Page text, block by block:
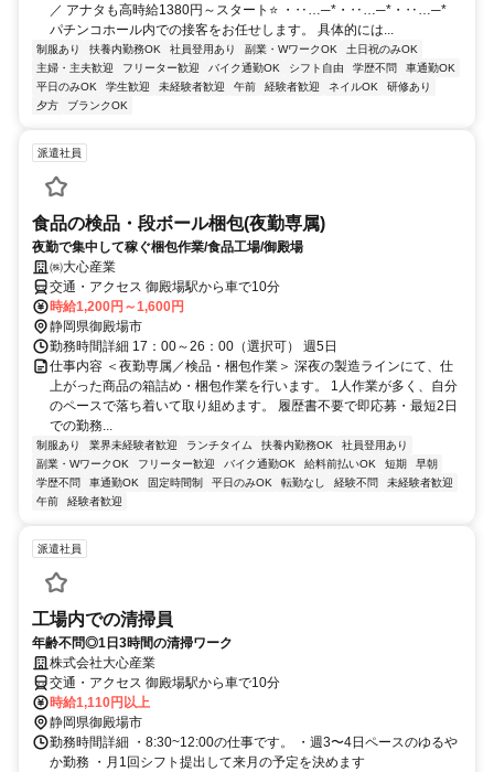
／ アナタも高時給1380円～スタート⭐ ・‥…─*・‥…─*・‥…─*
パチンコホール内での接客をお任せします。 具体的には...
制服あり 扶養内勤務OK 社員登用あり 副業・WワークOK
土日祝のみOK
主婦・主夫歓迎
フリーター歓迎 バイク通勤OK シフト自由 学歴不問
車通勤OK
平日のみOK
学生歓迎 未経験者歓迎 午前 経験者歓迎 ネイルOK
研修あり
夕方
ブランクOK
派遣社員
食品の検品・段ボール梱包(夜勤専属)
夜勤で集中して稼ぐ梱包作業/食品工場/御殿場
㈱大心産業
交通・アクセス 御殿場駅から車で10分
時給1,200円～1,600円
静岡県御殿場市
勤務時間詳細 17：00～26：00（選択可） 週5日
仕事内容 ＜夜勤専属／検品・梱包作業＞ 深夜の製造ラインにて、仕
上がった商品の箱詰め・梱包作業を行います。 1人作業が多く、自分
のペースで落ち着いて取り組めます。 履歴書不要で即応募・最短2日
での勤務...
制服あり 業界未経験者歓迎 ランチタイム 扶養内勤務OK
社員登用あり
副業・WワークOK
フリーター歓迎 バイク通勤OK 給料前払いOK 短期
早朝
学歴不問
車通勤OK 固定時間制 平日のみOK 転勤なし 経験不問
未経験者歓迎
午前
経験者歓迎
派遣社員
工場内での清掃員
年齢不問◎1日3時間の清掃ワーク
株式会社大心産業
交通・アクセス 御殿場駅から車で10分
時給1,110円以上
静岡県御殿場市
勤務時間詳細 ・8:30~12:00の仕事です。 ・週3〜4日ペースのゆるや
か勤務 ・月1回シフト提出して来月の予定を決めます